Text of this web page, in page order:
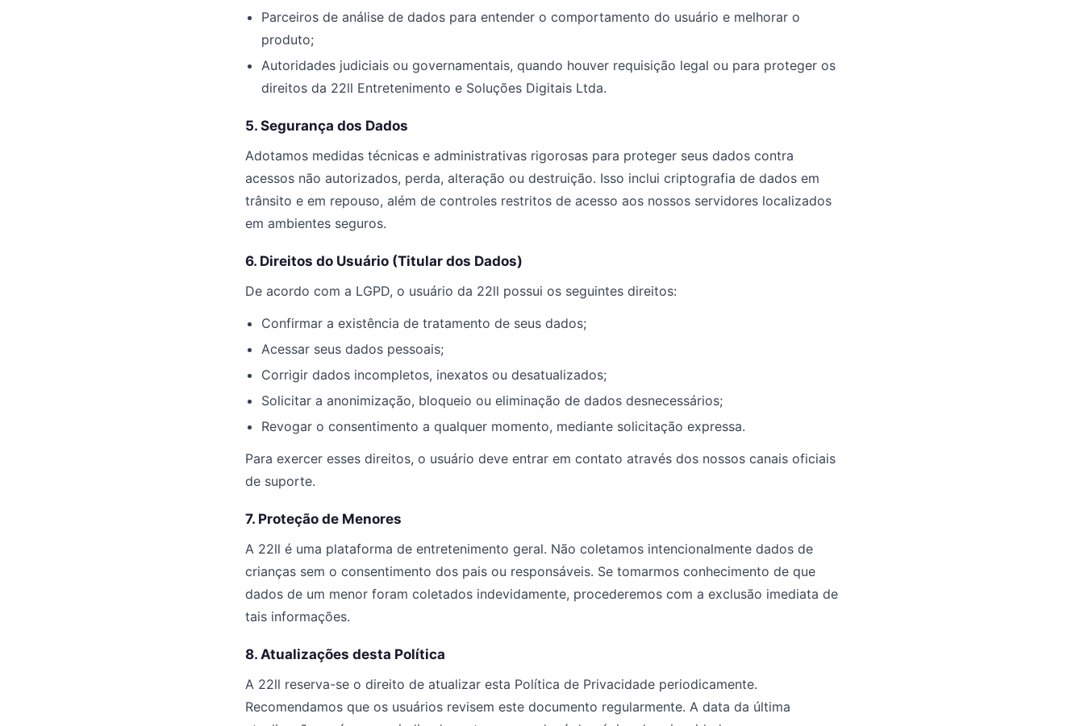
Parceiros de análise de dados para entender o comportamento do usuário e melhorar o
produto;
Autoridades judiciais ou governamentais, quando houver requisição legal ou para proteger os
direitos da 22ll Entretenimento e Soluções Digitais Ltda.
5. Segurança dos Dados
Adotamos medidas técnicas e administrativas rigorosas para proteger seus dados contra
acessos não autorizados, perda, alteração ou destruição. Isso inclui criptografia de dados em
trânsito e em repouso, além de controles restritos de acesso aos nossos servidores localizados
em ambientes seguros.
6. Direitos do Usuário (Titular dos Dados)
De acordo com a LGPD, o usuário da 22ll possui os seguintes direitos:
Confirmar a existência de tratamento de seus dados;
Acessar seus dados pessoais;
Corrigir dados incompletos, inexatos ou desatualizados;
Solicitar a anonimização, bloqueio ou eliminação de dados desnecessários;
Revogar o consentimento a qualquer momento, mediante solicitação expressa.
Para exercer esses direitos, o usuário deve entrar em contato através dos nossos canais oficiais
de suporte.
7. Proteção de Menores
A 22ll é uma plataforma de entretenimento geral. Não coletamos intencionalmente dados de
crianças sem o consentimento dos pais ou responsáveis. Se tomarmos conhecimento de que
dados de um menor foram coletados indevidamente, procederemos com a exclusão imediata de
tais informações.
8. Atualizações desta Política
A 22ll reserva-se o direito de atualizar esta Política de Privacidade periodicamente.
Recomendamos que os usuários revisem este documento regularmente. A data da última